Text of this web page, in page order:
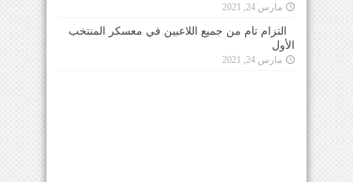
مارس 24, 2021
التزام تام من جميع اللاعبين في معسكر المنتخب
الأول
مارس 24, 2021